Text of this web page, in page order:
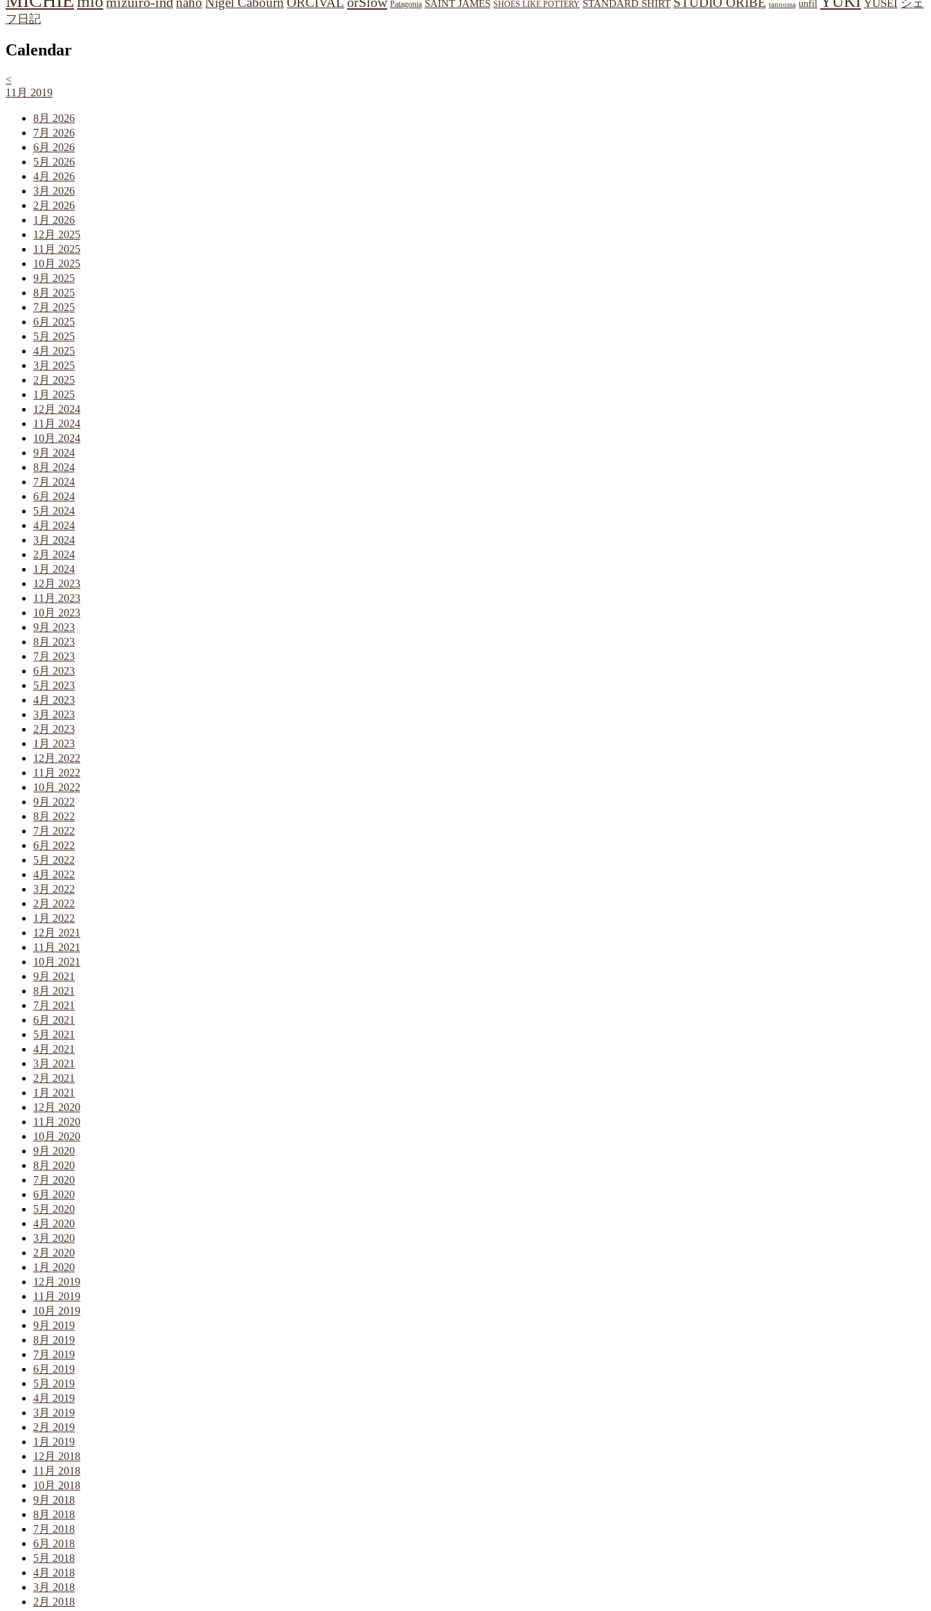
Patagonia SAINT JAMES SHOES LIKE POTTERY STANDARD SHIRT tannossa unfil YUSEI シェ
フ日記
Calendar
<
11月 2019
8月 2026
7月 2026
6月 2026
5月 2026
4月 2026
3月 2026
2月 2026
1月 2026
12月 2025
11月 2025
10月 2025
9月 2025
8月 2025
7月 2025
6月 2025
5月 2025
4月 2025
3月 2025
2月 2025
1月 2025
12月 2024
11月 2024
10月 2024
9月 2024
8月 2024
7月 2024
6月 2024
5月 2024
4月 2024
3月 2024
2月 2024
1月 2024
12月 2023
11月 2023
10月 2023
9月 2023
8月 2023
7月 2023
6月 2023
5月 2023
4月 2023
3月 2023
2月 2023
1月 2023
12月 2022
11月 2022
10月 2022
9月 2022
8月 2022
7月 2022
6月 2022
5月 2022
4月 2022
3月 2022
2月 2022
1月 2022
12月 2021
11月 2021
10月 2021
9月 2021
8月 2021
7月 2021
6月 2021
5月 2021
4月 2021
3月 2021
2月 2021
1月 2021
12月 2020
11月 2020
10月 2020
9月 2020
8月 2020
7月 2020
6月 2020
5月 2020
4月 2020
3月 2020
2月 2020
1月 2020
12月 2019
11月 2019
10月 2019
9月 2019
8月 2019
7月 2019
6月 2019
5月 2019
4月 2019
3月 2019
2月 2019
1月 2019
12月 2018
11月 2018
10月 2018
9月 2018
8月 2018
7月 2018
6月 2018
5月 2018
4月 2018
3月 2018
2月 2018